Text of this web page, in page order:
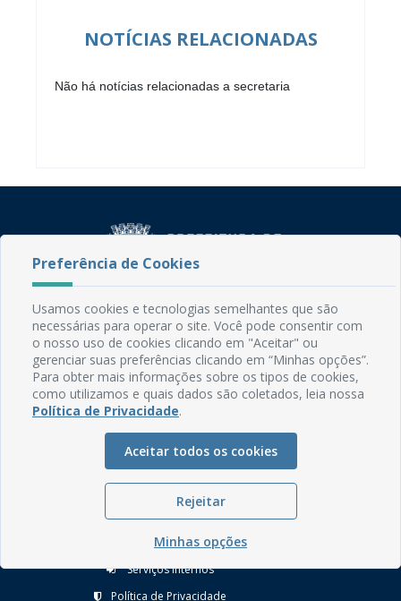
NOTÍCIAS RELACIONADAS
Não há notícias relacionadas a secretaria
Rua do Imperador, 78, Centro
CEP: 58.280-000 - Mamanguape/PB
Fone: (83) 3292-2246
Email: comunicacao@mamanguape.pb.gov.br
Expediente: Segunda à Sexta, das 08h às 13h
Mapa do Site
Manual de Navegação
Glossário
Ouvidoria
Serviços Internos
Política de Privacidade
Preferência de Cookies
Usamos cookies e tecnologias semelhantes que são
necessárias para operar o site. Você pode consentir com
o nosso uso de cookies clicando em "Aceitar" ou
gerenciar suas preferências clicando em “Minhas opções”.
Para obter mais informações sobre os tipos de cookies,
como utilizamos e quais dados são coletados, leia nossa
Política de Privacidade.
Aceitar todos os cookies
Rejeitar
Minhas opções